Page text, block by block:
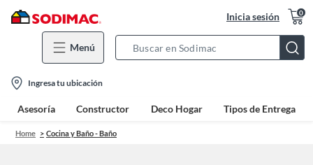
Inicia sesión 0
Menú
Bar
location-
icon
Ingresa tu ubicación
Asesoría Constructor Deco Hogar Tipos de Entrega
Home Cocina y Baño - Baño